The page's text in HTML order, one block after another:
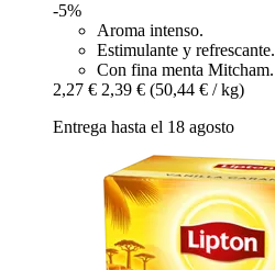
-5%
Aroma intenso.
Estimulante y refrescante.
Con fina menta Mitcham.
2,27 € 2,39 € (50,44 € / kg)
Entrega hasta el 18 agosto